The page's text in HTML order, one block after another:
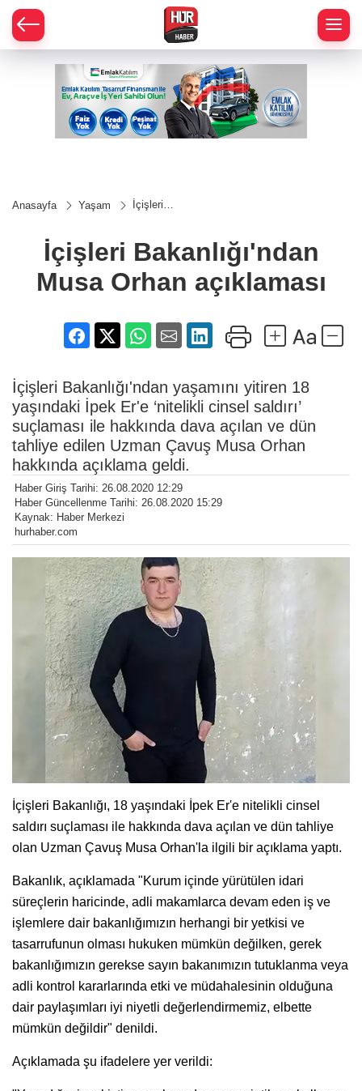
Anasayfa Yaşam
İçişleri
açıklaması
İçişleri Bakanlığı'ndan
Musa Orhan açıklaması
İçişleri Bakanlığı'ndan yaşamını yitiren 18
yaşındaki İpek Er'e ‘nitelikli cinsel saldırı’
suçlaması ile hakkında dava açılan ve dün
tahliye edilen Uzman Çavuş Musa Orhan
hakkında açıklama geldi.
Haber Giriş Tarihi: 26.08.2020 12:29
Haber Güncellenme Tarihi: 26.08.2020 15:29
Kaynak: Haber Merkezi
hurhaber.com
İçişleri Bakanlığı, 18 yaşındaki İpek Er'e nitelikli cinsel
saldırı suçlaması ile hakkında dava açılan ve dün tahliye
olan Uzman Çavuş Musa Orhan'la ilgili bir açıklama yaptı.
Bakanlık, açıklamada "Kurum içinde yürütülen idari
süreçlerin haricinde, adli makamlarca devam eden iş ve
işlemlere dair bakanlığımızın herhangi bir yetkisi ve
tasarrufunun olması hukuken mümkün değilken, gerek
bakanlığımızın gerekse sayın bakanımızın tutuklanma veya
adli kontrol kararlarında etki ve müdahalesinin olduğuna
dair paylaşımları iyi niyetli değerlendirmemiz, elbette
mümkün değildir" denildi.
Açıklamada şu ifadelere yer verildi: